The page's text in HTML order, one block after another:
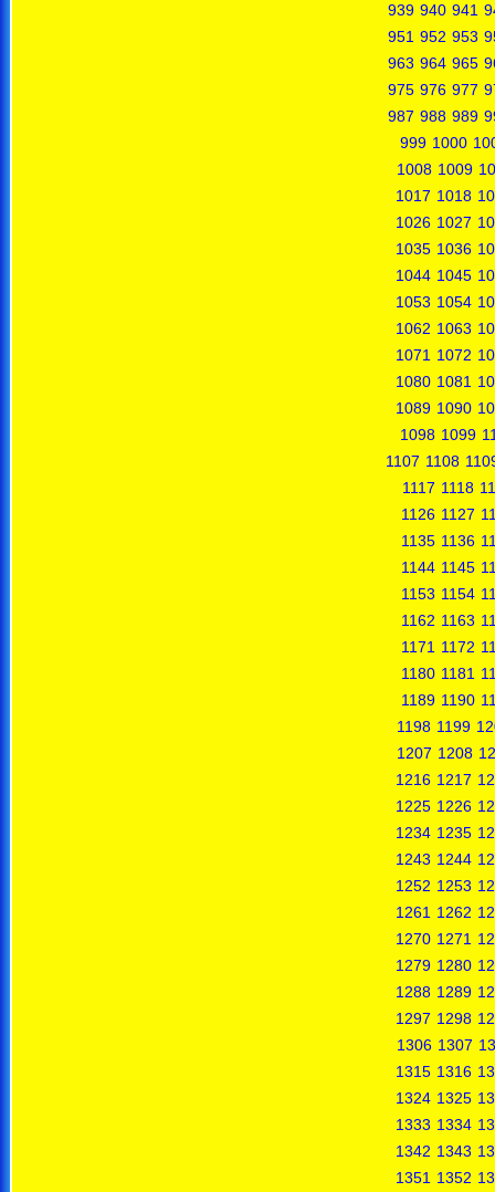
939 940 941
951 952 953
963 964 965
975 976 977
987 988 989
999 1000
1008 1009
1017 1018
1026 1027
1035 1036
1044 1045
1053 1054
1062 1063
1071 1072
1080 1081
1089 1090
1098 1099
1107 1108
1117 1118
1126 1127
1135 1136
1144 1145
1153 1154
1162 1163
1171 1172
1180 1181
1189 1190
1198 1199
1207 1208
1216 1217
1225 1226
1234 1235
1243 1244
1252 1253
1261 1262
1270 1271
1279 1280
1288 1289
1297 1298
1306 1307
1315 1316
1324 1325
1333 1334
1342 1343
1351 1352